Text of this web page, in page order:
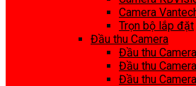
Camera
Trọn bộ lắp đặt
Đầu thu Camera
Đầu thu
Đầu thu
Đầu thu